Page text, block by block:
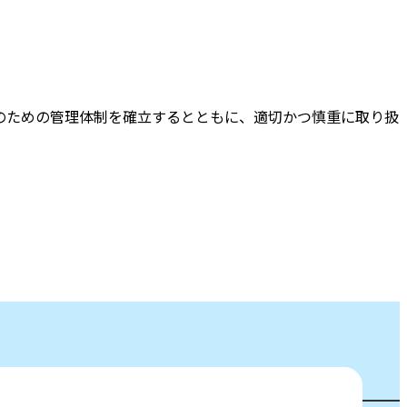
めの管理体制を確立するとともに、適切かつ慎重に取り扱